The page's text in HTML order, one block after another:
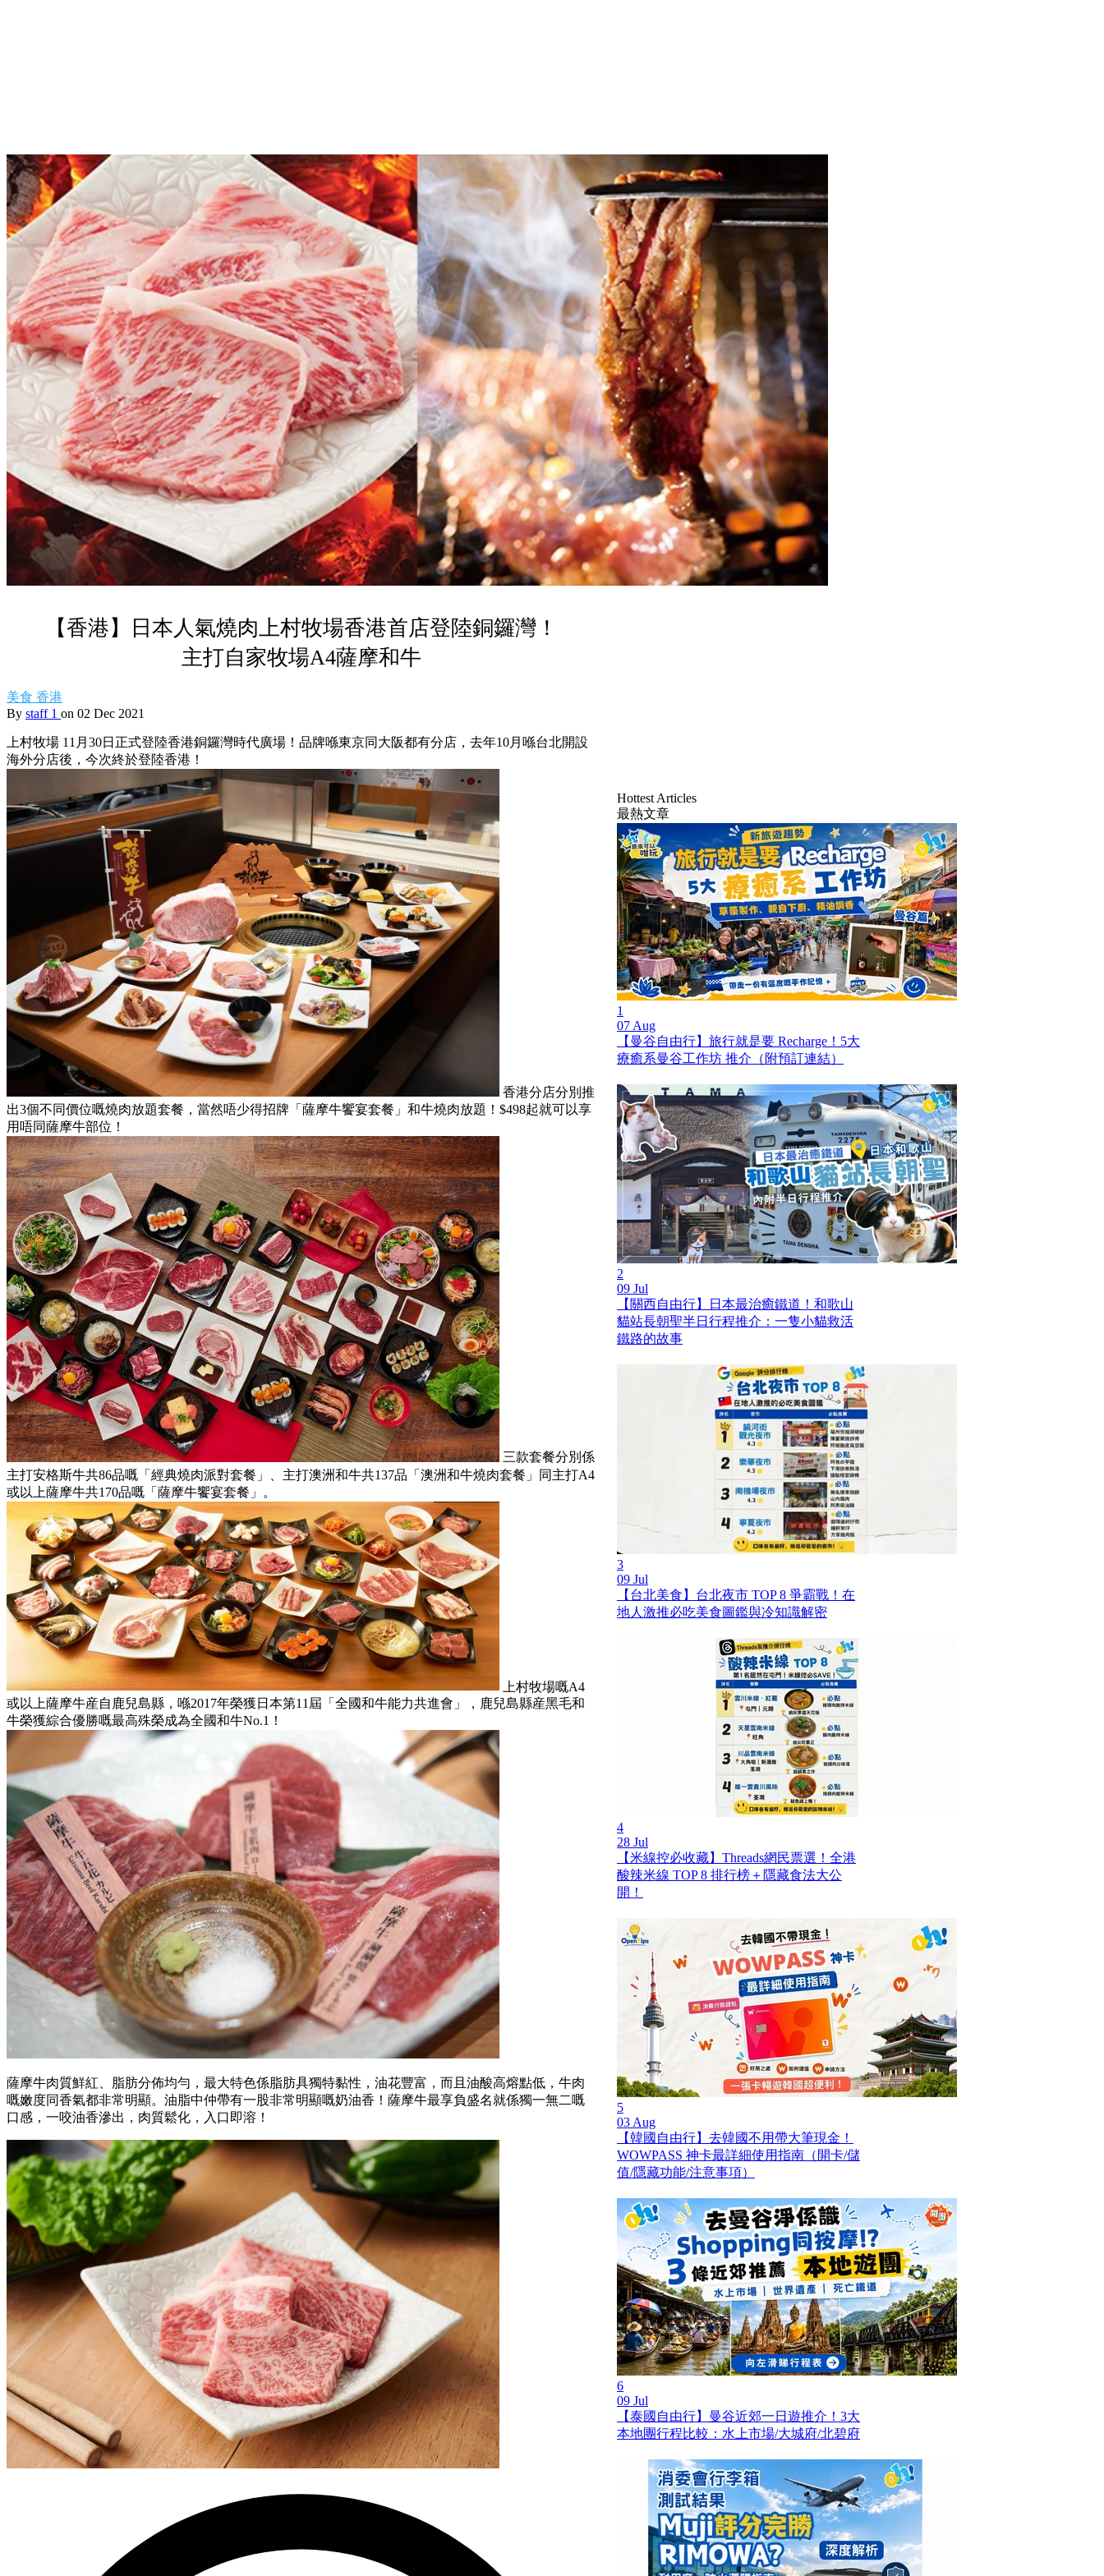
【香港】日本人氣燒肉上村牧場香港首店登陸銅鑼灣！
主打自家牧場A4薩摩和牛
美食 香港
By staff 1 on 02 Dec 2021
上村牧場 11月30日正式登陸香港銅鑼灣時代廣場！品牌喺東京同大阪都有分店，去年10月喺台北開設
海外分店後，今次終於登陸香港！
香港分店分別推
出3個不同價位嘅燒肉放題套餐，當然唔少得招牌「薩摩牛饗宴套餐」和牛燒肉放題！$498起就可以享
用唔同薩摩牛部位！
三款套餐分別係
主打安格斯牛共86品嘅「經典燒肉派對套餐」、主打澳洲和牛共137品「澳洲和牛燒肉套餐」同主打A4
或以上薩摩牛共170品嘅「薩摩牛饗宴套餐」。
上村牧場嘅A4
或以上薩摩牛産自鹿兒島縣，喺2017年榮獲日本第11屆「全國和牛能力共進會」，鹿兒島縣産黑毛和
牛榮獲綜合優勝嘅最高殊榮成為全國和牛No.1！
薩摩牛肉質鮮紅、脂肪分佈均勻，最大特色係脂肪具獨特黏性，油花豐富，而且油酸高熔點低，牛肉
嘅嫩度同香氣都非常明顯。油脂中仲帶有一股非常明顯嘅奶油香！薩摩牛最享負盛名就係獨一無二嘅
口感，一咬油香滲出，肉質鬆化，入口即溶！
Hottest Articles
最熱文章
1
07 Aug
【曼谷自由行】旅行就是要 Recharge！5大
療癒系曼谷工作坊 推介（附預訂連結）
2
09 Jul
【關西自由行】日本最治癒鐵道！和歌山
貓站長朝聖半日行程推介：一隻小貓救活
鐵路的故事
3
09 Jul
【台北美食】台北夜市 TOP 8 爭霸戰！在
地人激推必吃美食圖鑑與冷知識解密
4
28 Jul
【米線控必收藏】Threads網民票選！全港
酸辣米線 TOP 8 排行榜＋隱藏食法大公
開！
5
03 Aug
【韓國自由行】去韓國不用帶大筆現金！
WOWPASS 神卡最詳細使用指南（開卡/儲
值/隱藏功能/注意事項）
6
09 Jul
【泰國自由行】曼谷近郊一日遊推介！3大
本地團行程比較：水上市場/大城府/北碧府